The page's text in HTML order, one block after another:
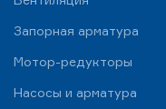
Запорная арматура
Мотор-редукторы
Насосы и арматура